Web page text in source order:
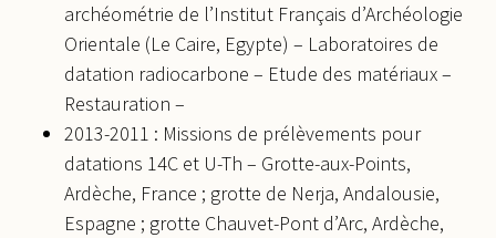
archéométrie de l’Institut Français d’Archéologie
Orientale (Le Caire, Egypte) – Laboratoires de
datation radiocarbone – Etude des matériaux –
Restauration –
2013-2011 : Missions de prélèvements pour
datations 14C et U-Th – Grotte-aux-Points,
Ardèche, France ; grotte de Nerja, Andalousie,
Espagne ; grotte Chauvet-Pont d’Arc, Ardèche,